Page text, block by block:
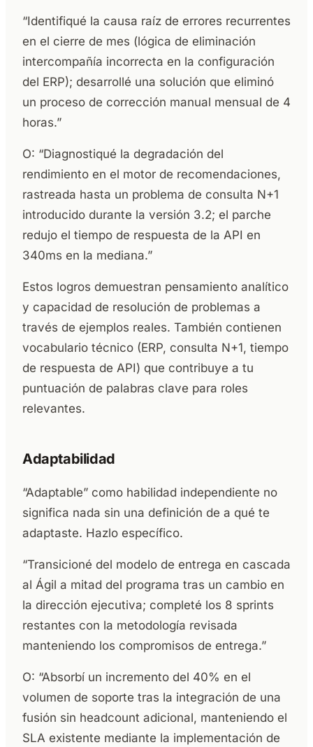
“Identifiqué la causa raíz de errores recurrentes
en el cierre de mes (lógica de eliminación
intercompañía incorrecta en la configuración
del ERP); desarrollé una solución que eliminó
un proceso de corrección manual mensual de 4
horas.”
O: “Diagnostiqué la degradación del
rendimiento en el motor de recomendaciones,
rastreada hasta un problema de consulta N+1
introducido durante la versión 3.2; el parche
redujo el tiempo de respuesta de la API en
340ms en la mediana.”
Estos logros demuestran pensamiento analítico
y capacidad de resolución de problemas a
través de ejemplos reales. También contienen
vocabulario técnico (ERP, consulta N+1, tiempo
de respuesta de API) que contribuye a tu
puntuación de palabras clave para roles
relevantes.
Adaptabilidad
“Adaptable” como habilidad independiente no
significa nada sin una definición de a qué te
adaptaste. Hazlo específico.
“Transicioné del modelo de entrega en cascada
al Ágil a mitad del programa tras un cambio en
la dirección ejecutiva; completé los 8 sprints
restantes con la metodología revisada
manteniendo los compromisos de entrega.”
O: “Absorbí un incremento del 40% en el
volumen de soporte tras la integración de una
fusión sin headcount adicional, manteniendo el
SLA existente mediante la implementación de